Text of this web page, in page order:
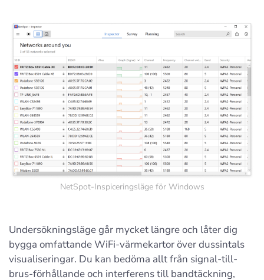
NetSpot-Inspiceringsläge för Windows
Undersökningsläge går mycket längre och låter dig
bygga omfattande WiFi-värmekartor över dussintals
visualiseringar. Du kan bedöma allt från signal-till-
brus-förhållande och interferens till bandtäckning,